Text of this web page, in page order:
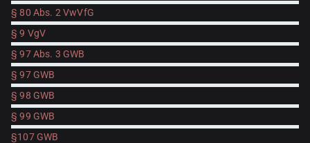
§ 80 Abs. 2 VwVfG
§ 9 VgV
§ 97 Abs. 3 GWB
§ 97 GWB
§ 98 GWB
§ 99 GWB
§107 GWB